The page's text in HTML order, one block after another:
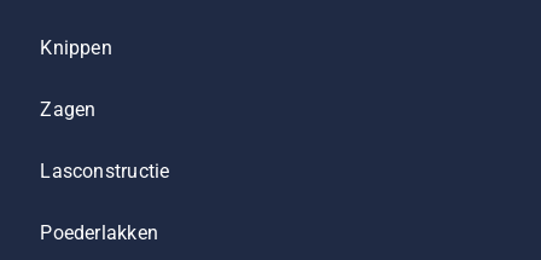
Knippen
Zagen
Lasconstructie
Poederlakken